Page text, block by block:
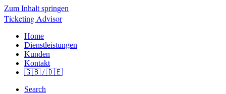
Zum Inhalt springen
Ticketing Advisor
Home
Dienstleistungen
Kunden
Kontakt
🇬🇧 / 🇩🇪
Search